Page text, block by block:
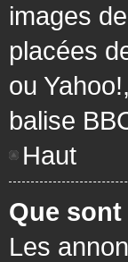
images
placées
ou
balise
Haut
Que
Les